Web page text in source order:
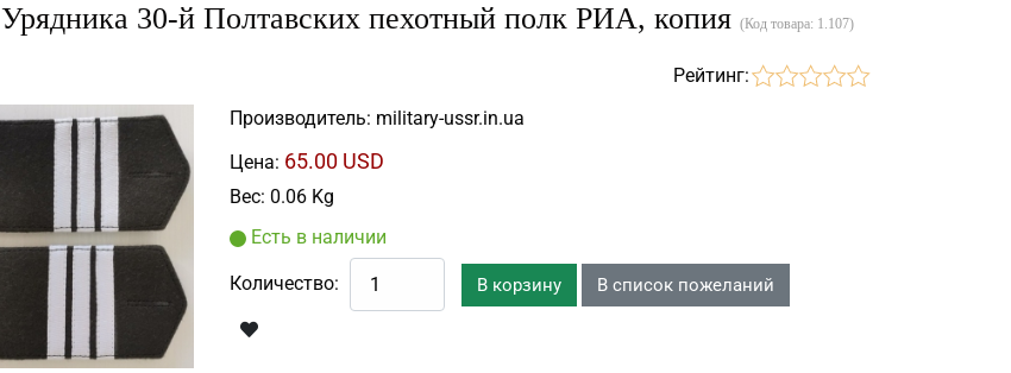
30-й Полтавских пехотный полк РИА, копия (Код товара: 1.107)
Рейтинг:
Производитель: military-ussr.in.ua
Цена: 65.00 USD
Вес: 0.06 Kg
Есть в наличии
Количество: